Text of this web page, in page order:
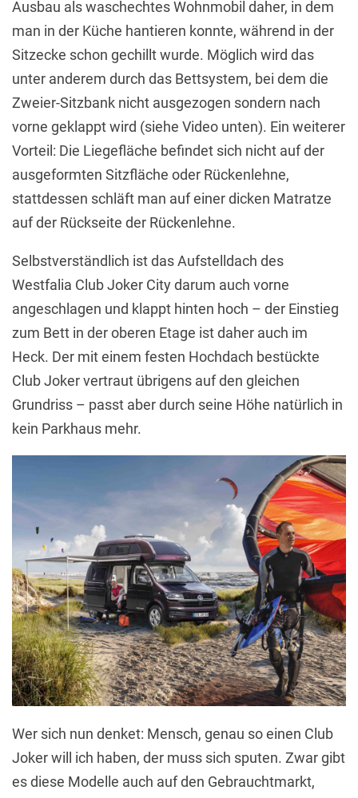
Ausbau als waschechtes Wohnmobil daher, in dem
man in der Küche hantieren konnte, während in der
Sitzecke schon gechillt wurde. Möglich wird das
unter anderem durch das Bettsystem, bei dem die
Zweier-Sitzbank nicht ausgezogen sondern nach
vorne geklappt wird (siehe Video unten). Ein weiterer
Vorteil: Die Liegefläche befindet sich nicht auf der
ausgeformten Sitzfläche oder Rückenlehne,
stattdessen schläft man auf einer dicken Matratze
auf der Rückseite der Rückenlehne.
Selbstverständlich ist das Aufstelldach des
Westfalia Club Joker City darum auch vorne
angeschlagen und klappt hinten hoch – der Einstieg
zum Bett in der oberen Etage ist daher auch im
Heck. Der mit einem festen Hochdach bestückte
Club Joker vertraut übrigens auf den gleichen
Grundriss – passt aber durch seine Höhe natürlich in
kein Parkhaus mehr.
Wer sich nun denket: Mensch, genau so einen Club
Joker will ich haben, der muss sich sputen. Zwar gibt
es diese Modelle auch auf den Gebrauchtmarkt,